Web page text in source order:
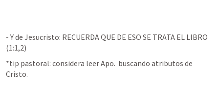
- Y de Jesucristo: RECUERDA QUE DE ESO SE TRATA EL LIBRO
(1:1,2)
*tip pastoral: considera leer Apo.  buscando atributos de
Cristo.